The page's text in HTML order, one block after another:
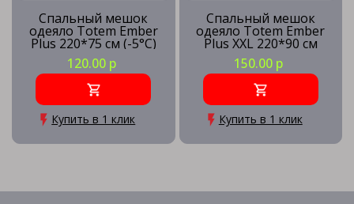
Спальный мешок
одеяло Totem Ember
Plus 220*75 см (-5°C)
120.00 р
Купить в 1 клик
Спальный мешок
одеяло Totem Ember
Plus XXL 220*90 см
(-5°C)
150.00 р
Купить в 1 клик